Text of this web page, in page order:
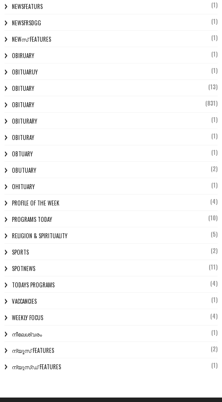
NEWSFEATURS (1)
NEWSFRSDGG (1)
NEWസ് FEATURES (1)
OBIRUARY (1)
OBITUARUY (1)
OBITUARY (13)
OBITUARY (831)
OBITURARY (1)
OBITURAY (1)
OBTUARY (1)
OBUTUARY (2)
OHITUARY (1)
PROFILE OF THE WEEK (4)
PROGRAMS TODAY (10)
RELIGION & SPIRITUALITY (5)
SPORTS (2)
SPOTNEWS (11)
TODAYS PROGRAMS (4)
VACCANCIES (1)
WEEKLY FOCUS (4)
നീലേശ്വരം (1)
ന്യൂസ് FEATURES (2)
ന്യൂസ്ഡ് FEATURES (1)